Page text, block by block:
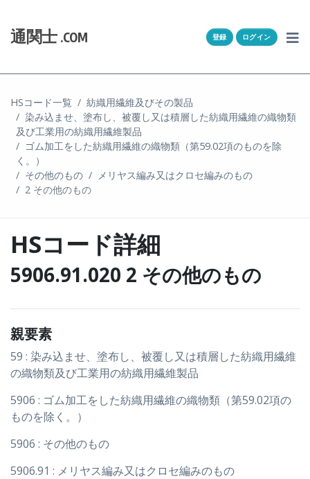
通関士 .COM 登録 ログイン
HSコード一覧
紡織用繊維及びその製品
染み込ませ、塗布し、被覆し又は積層した紡織用繊維の織物類
及び工業用の紡織用繊維製品
ゴム加工をした紡織用繊維の織物類（第59.02項のものを除
く。）
その他のもの
メリヤス編み又はクロセ編みのもの
2 その他のもの
HSコード詳細
5906.91.020 2 その他のもの
親要素
59 : 染み込ませ、塗布し、被覆し又は積層した紡織用繊維
の織物類及び工業用の紡織用繊維製品
5906 : ゴム加工をした紡織用繊維の織物類（第59.02項の
ものを除く。）
5906 : その他のもの
5906.91 : メリヤス編み又はクロセ編みのもの
通関Ｑ＆Ａ